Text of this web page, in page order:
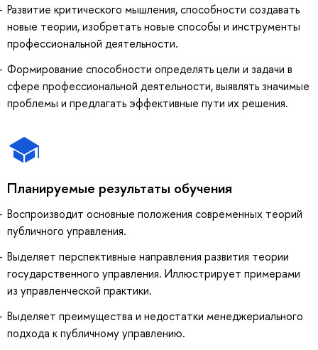
Развитие критического мышления, способности создавать
новые теории, изобретать новые способы и инструменты
профессиональной деятельности.
Формирование способности определять цели и задачи в
сфере профессиональной деятельности, выявлять значимые
проблемы и предлагать эффективные пути их решения.
Планируемые результаты обучения
Воспроизводит основные положения современных теорий
публичного управления.
Выделяет перспективные направления развития теории
государственного управления. Иллюстрирует примерами
из управленческой практики.
Выделяет преимущества и недостатки менеджериального
подхода к публичному управлению.